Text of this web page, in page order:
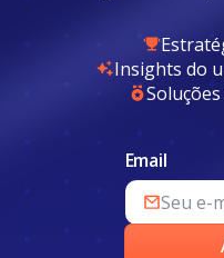
Insights do
Email